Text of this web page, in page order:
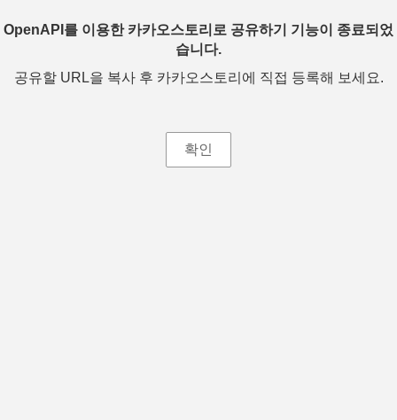
OpenAPI를 이용한 카카오스토리로 공유하기 기능이 종료되었
습니다.
공유할 URL을 복사 후 카카오스토리에 직접 등록해 보세요.
확인